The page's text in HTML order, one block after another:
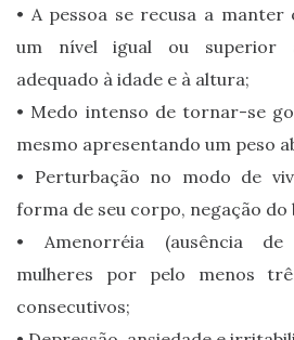
• A pessoa se recusa a
um nível igual ou superior
adequado à idade e à altura;
• Medo intenso de tornar-se
mesmo apresentando um peso
• Perturbação no modo de
forma de seu corpo, negação do
• Amenorréia (ausência de
mulheres por pelo menos
consecutivos;